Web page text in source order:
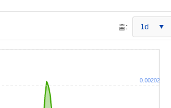
줌: 1d
0.00202